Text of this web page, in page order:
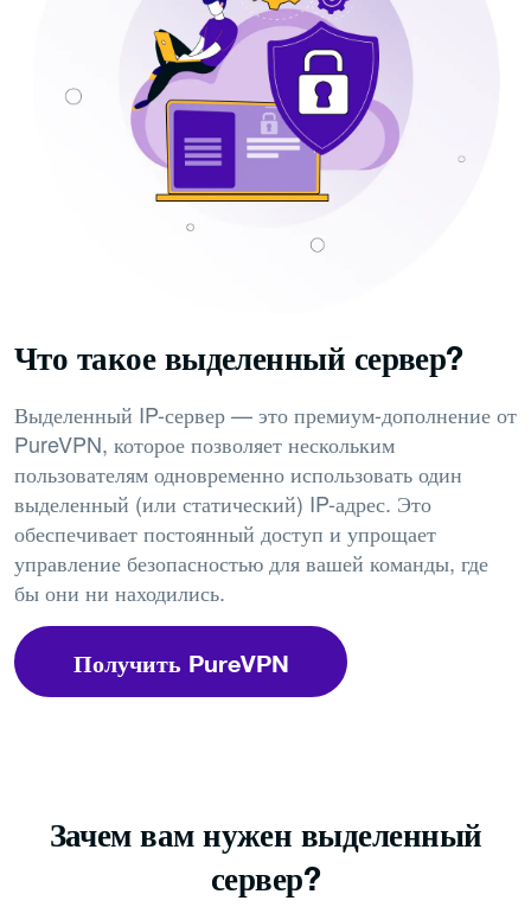
Что такое выделенный сервер?
Выделенный IP-сервер — это премиум-дополнение от
PureVPN, которое позволяет нескольким
пользователям одновременно использовать один
выделенный (или статический) IP-адрес. Это
обеспечивает постоянный доступ и упрощает
управление безопасностью для вашей команды, где
бы они ни находились.
Получить PureVPN
Зачем вам нужен выделенный
сервер?